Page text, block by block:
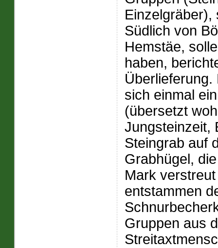
Einzelgräber),
Südlich von
Hemstäe,
haben,
sich einmal
(übersetzt
Jungsteinzeit,
Steingrab auf
Grabhügel,
Mark
entstammen
Gruppen aus